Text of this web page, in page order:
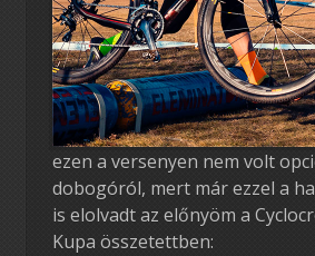
ezen a versenyen nem volt
dobogóról, mert már ezzel a
is elolvadt az előnyöm a
Kupa összetettben: